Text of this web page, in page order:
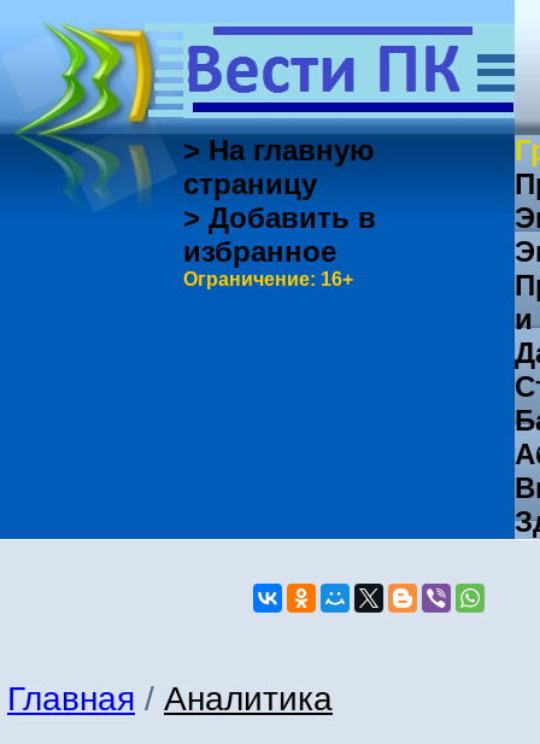
> На главную
страницу
> Добавить в
избранное
Ограничение: 16+
Главная / Аналитика